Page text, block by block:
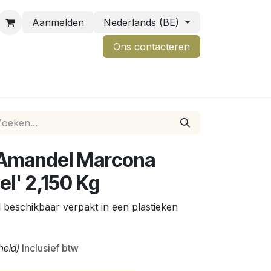
Aanmelden
Nederlands (BE)
Ons contacteren
Marcona
2,150 Kg
verpakt in een plastieken
Inclusief btw